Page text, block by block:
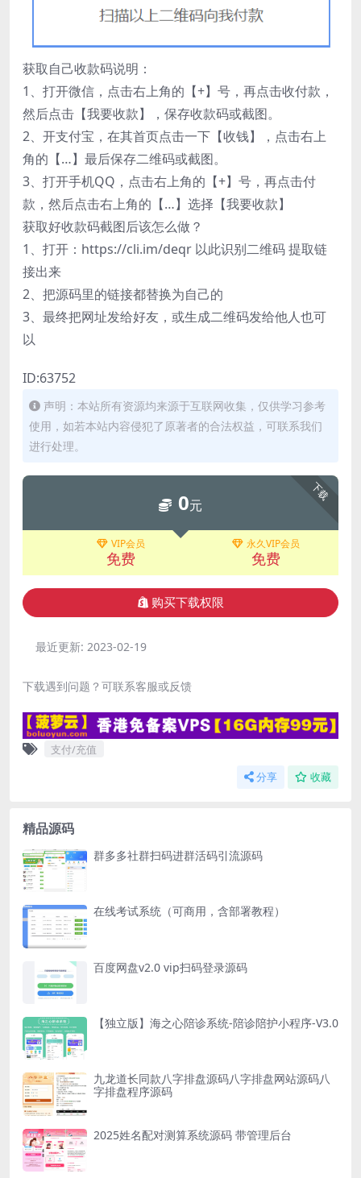
获取自己收款码说明：
1、打开微信，点击右上角的【+】号，再点击收付款，
然后点击【我要收款】，保存收款码或截图。
2、开支付宝，在其首页点击一下【收钱】，点击右上
角的【…】最后保存二维码或截图。
3、打开手机QQ，点击右上角的【+】号，再点击付
款，然后点击右上角的【…】选择【我要收款】
获取好收款码截图后该怎么做？
1、打开：https://cli.im/deqr 以此识别二维码 提取链
接出来
2、把源码里的链接都替换为自己的
3、最终把网址发给好友，或生成二维码发给他人也可
以
ID:63752
声明：本站所有资源均来源于互联网收集，仅供学习参考
使用，如若本站内容侵犯了原著者的合法权益，可联系我们
进行处理。
下载
0元
VIP会员
免费
永久VIP会员
免费
购买下载权限
最近更新: 2023-02-19
下载遇到问题？可联系客服或反馈
支付/充值
分享 收藏
精品源码
群多多社群扫码进群活码引流源码
在线考试系统（可商用，含部署教程）
百度网盘v2.0 vip扫码登录源码
【独立版】海之心陪诊系统-陪诊陪护小程序-V3.0
九龙道长同款八字排盘源码八字排盘网站源码八
字排盘程序源码
2025姓名配对测算系统源码 带管理后台